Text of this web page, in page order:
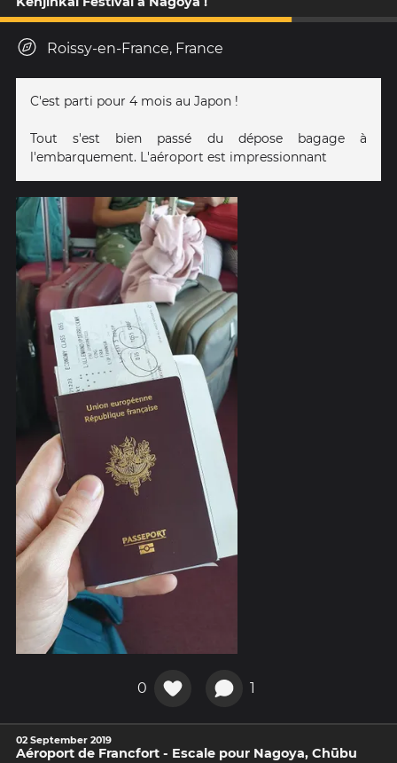
Roissy-en-France, France
C'est parti pour 4 mois au Japon !
Tout s'est bien passé du dépose bagage à
l'embarquement. L'aéroport est impressionnant
0 1
02 September 2019
Aéroport de Francfort - Escale pour Nagoya, Chūbu